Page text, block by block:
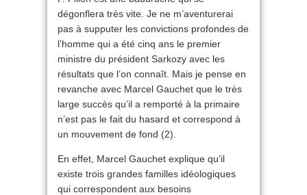
dégonflera très vite. Je ne m’aventurerai
pas à supputer les convictions profondes de
l’homme qui a été cinq ans le premier
ministre du président Sarkozy avec les
résultats que l’on connaît. Mais je pense en
revanche avec Marcel Gauchet que le très
large succès qu’il a remporté à la primaire
n’est pas le fait du hasard et correspond à
un mouvement de fond (2).
En effet, Marcel Gauchet explique qu’il
existe trois grandes familles idéologiques
qui correspondent aux besoins